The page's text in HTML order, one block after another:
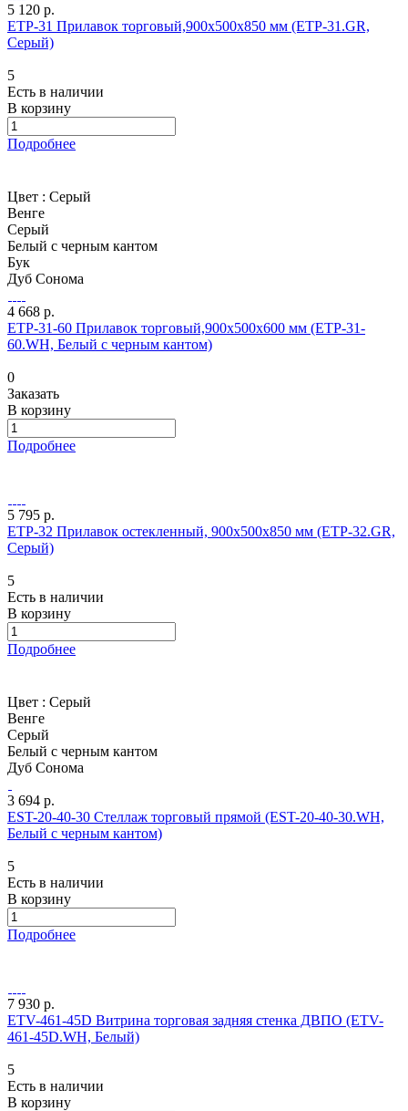
5 120 р.
ETP-31 Прилавок торговый,900х500х850 мм (ETP-31.GR,
Серый)
5
Есть в наличии
В корзину
Подробнее
Цвет : Серый
Венге
Серый
Белый с черным кантом
Бук
Дуб Сонома
4 668 р.
ETP-31-60 Прилавок торговый,900х500х600 мм (ETP-31-
60.WH, Белый с черным кантом)
0
Заказать
В корзину
Подробнее
5 795 р.
ETP-32 Прилавок остекленный, 900х500х850 мм (ETP-32.GR,
Серый)
5
Есть в наличии
В корзину
Подробнее
Цвет : Серый
Венге
Серый
Белый с черным кантом
Дуб Сонома
3 694 р.
EST-20-40-30 Стеллаж торговый прямой (EST-20-40-30.WH,
Белый с черным кантом)
5
Есть в наличии
В корзину
Подробнее
7 930 р.
ETV-461-45D Витрина торговая задняя стенка ДВПО (ETV-
461-45D.WH, Белый)
5
Есть в наличии
В корзину